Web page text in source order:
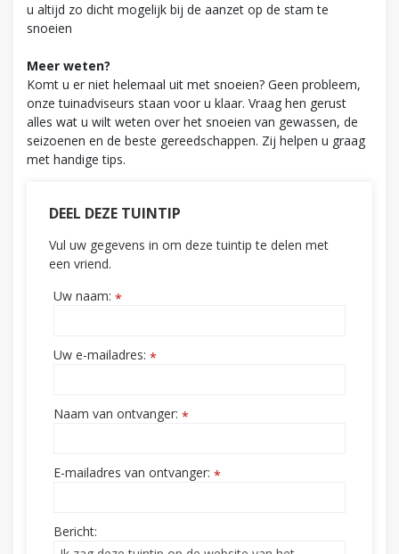
u altijd zo dicht mogelijk bij de aanzet op de stam te
snoeien
Meer weten?
Komt u er niet helemaal uit met snoeien? Geen probleem,
onze tuinadviseurs staan voor u klaar. Vraag hen gerust
alles wat u wilt weten over het snoeien van gewassen, de
seizoenen en de beste gereedschappen. Zij helpen u graag
met handige tips.
DEEL DEZE TUINTIP
Vul uw gegevens in om deze tuintip te delen met
een vriend.
Uw naam: *
Uw e-mailadres: *
Naam van ontvanger: *
E-mailadres van ontvanger: *
Bericht: